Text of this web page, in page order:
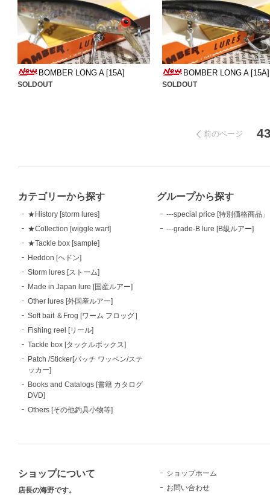
BOMBER LONG A [15A]
SOLDOUT
BOMBER LONG A [15A]
SOLDOUT
前のページ
カテゴリーから探す
★History [storm lures]
★Collection [wiggle wart]
★Tackle box [sample]
Heddon [ヘドン]
Storm lures [ストーム]
Made in Japan lure [国産ルアー]
Other lures [外国産ルアー]
Soft bait ＆Frog [ワーム フロッグ］
Fishing reel [リール]
Tackle box [タックルボックス]
Patch /Sticker[パッチ ワッペン/ステ
ッカー]
Books and Catalogs [書籍 カタログ
DVD]
Others [その他釣具小物等]
グループから探す
---special price [特別価格商品」
---grade-B lure [B級ルアー]
ショップについて
店長の海野です。
ショップホーム
お問い合わせ